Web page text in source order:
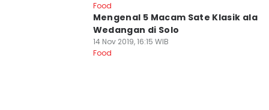
Food
Mengenal 5 Macam Sate Klasik ala
Wedangan di Solo
14 Nov 2019, 16:15 WIB
Food